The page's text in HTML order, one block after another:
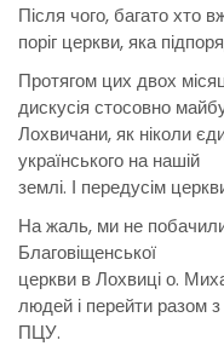
Після чого, багато хто
поріг церкви, яка
Протягом цих двох
дискусія стосовно
Лохвичани, як ніколи
українського на нашій
землі. І передусім
На жаль, ми не
Благовіщенської
церкви в Лохвиці о.
людей і перейти разом
ПЦУ.